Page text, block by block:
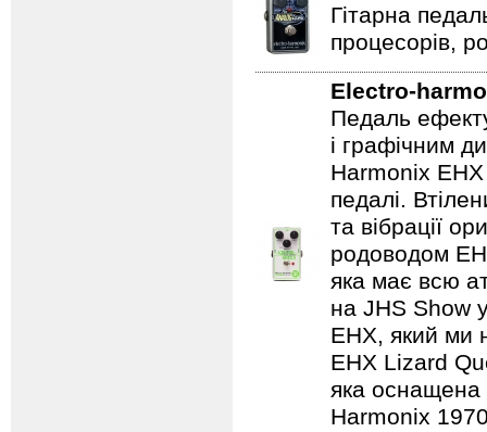
Гітарна
процесорів,
Electro-
Педаль
і графічним
Harmonix
педалі.
та вібрації
родоводом
яка має всю
на JHS Show
EHX, який ми
EHX Lizard
яка оснащена
Harmonix